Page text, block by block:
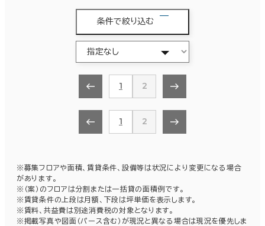
条件で絞り込む
1 2
1 2
※募集フロアや面積、賃貸条件、設備等は状況により変更になる場合
があります。
※（案）のフロアは分割または一括貸の面積例です。
※賃貸条件の上段は月額、下段は坪単価を表示します。
※賃料、共益費は別途消費税の対象となります。
※掲載写真や図面（パース含む）が現況と異なる場合は現況を優先しま